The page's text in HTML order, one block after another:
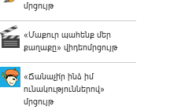
մրցույթ
«Մաքուր պահենք մեր
քաղաքը» վիդեոմրցույթ
«Ճանաչի՛ր ինձ իմ
ունակություններով»
մրցույթ